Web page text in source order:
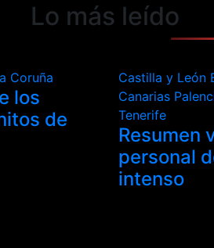
Lo más leído
Coruña
los
de
Castilla y León
Canarias
Tenerife
Resumen
personal
intenso